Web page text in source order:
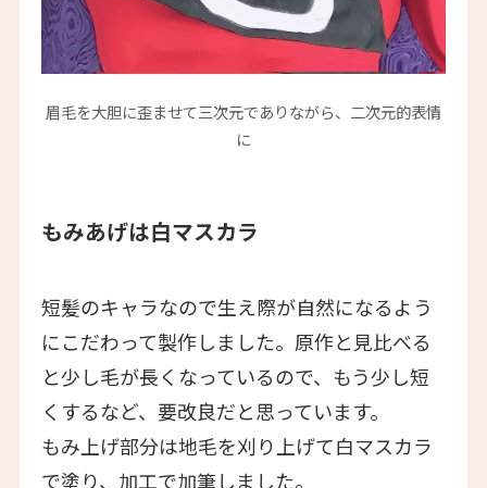
眉毛を大胆に歪ませて三次元でありながら、二次元的表情
に
もみあげは白マスカラ
短髪のキャラなので生え際が自然になるよう
にこだわって製作しました。原作と見比べる
と少し毛が長くなっているので、もう少し短
くするなど、要改良だと思っています。
もみ上げ部分は地毛を刈り上げて白マスカラ
で塗り、加工で加筆しました。